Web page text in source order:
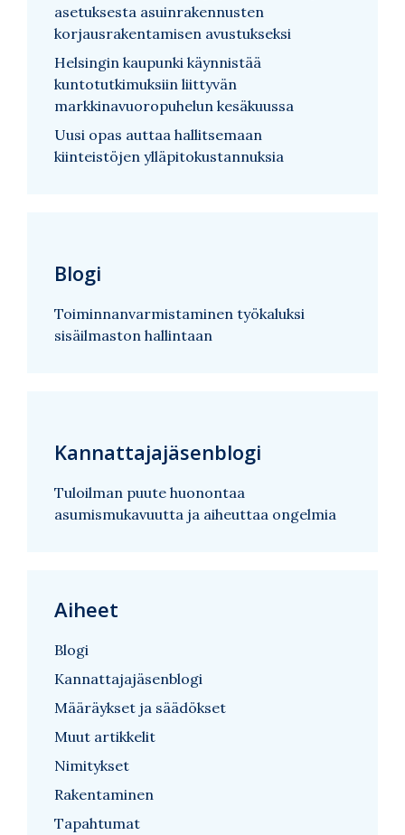
asetuksesta asuinrakennusten
korjausrakentamisen avustukseksi
Helsingin kaupunki käynnistää
kuntotutkimuksiin liittyvän
markkinavuoropuhelun kesäkuussa
Uusi opas auttaa hallitsemaan
kiinteistöjen ylläpitokustannuksia
Blogi
Toiminnanvarmistaminen työkaluksi
sisäilmaston hallintaan
Kannattajajäsenblogi
Tuloilman puute huonontaa
asumismukavuutta ja aiheuttaa ongelmia
Aiheet
Blogi
Kannattajajäsenblogi
Määräykset ja säädökset
Muut artikkelit
Nimitykset
Rakentaminen
Tapahtumat